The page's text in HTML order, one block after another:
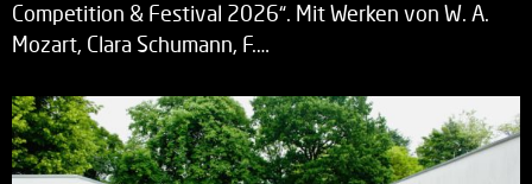
Competition & Festival 2026“. Mit Werken von W. A.
Mozart, Clara Schumann, F.…